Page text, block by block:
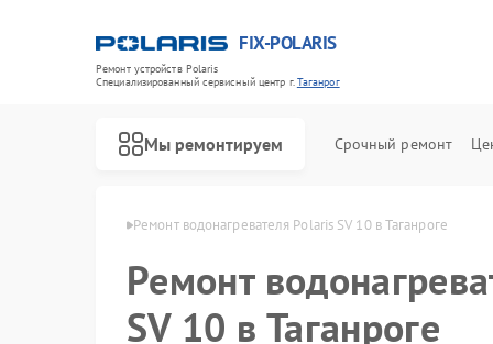
FIX-POLARIS
Ремонт устройств Polaris
Специализированный cервисный центр г.Таганрог
Мы ремонтируем Срочный ремонт
Polaris в Таганроге Ремонт водонагревателя Polaris SV 10 в Таганроге
Ремонт
SV 10 в Таганроге